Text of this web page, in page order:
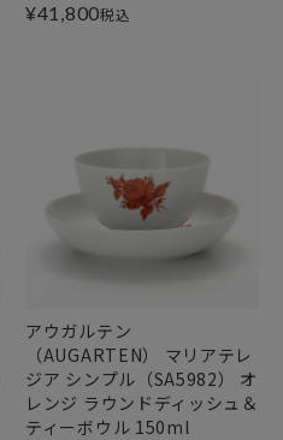
¥41,800税込
アウガルテン
（AUGARTEN） マリアテレ
ジア シンプル（SA5982） オ
レンジ ラウンドディッシュ＆
ティーボウル 150ml